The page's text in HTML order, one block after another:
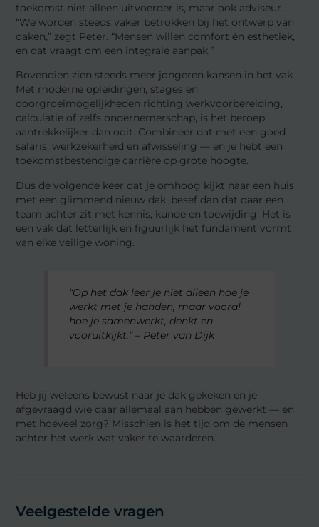
toekomst niet alleen uitvoerder is, maar ook adviseur.
“We worden steeds vaker betrokken bij het ontwerp van
daken,” zegt Peter. “Mensen willen comfort én esthetiek,
en dat vraagt om een integrale aanpak.”
Bovendien zien steeds meer jongeren kansen in het vak.
Met moderne opleidingen, stages en
doorgroeimogelijkheden richting werkvoorbereiding,
calculatie of zelfs ondernemerschap, is het beroep
aantrekkelijker dan ooit. Combineer dat met een goed
salaris, werkzekerheid en afwisseling — en je hebt een
toekomstbestendige carrière op grote hoogte.
Dus de volgende keer dat je omhoog kijkt naar een huis
met een glimmend nieuw dak, besef dan dat daar een
team achter zit met kennis, kunde en toewijding. Het is
een vak dat letterlijk en figuurlijk het fundament vormt
van elke veilige woning.
“Op het dak leer je niet alleen hoe je
werkt met je handen, maar vooral
hoe je samenwerkt, denkt en
vooruitkijkt.” – Peter van Dijk
Heb jij weleens bewust naar je dak gekeken en je
afgevraagd wie daar allemaal aan hebben gewerkt — en
met hoeveel zorg? Misschien is het tijd om de mensen
achter het werk wat vaker te waarderen.
Veelgestelde vragen